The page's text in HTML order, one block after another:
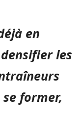
en
les
former,